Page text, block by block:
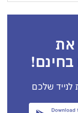
את
לנייד שלכם